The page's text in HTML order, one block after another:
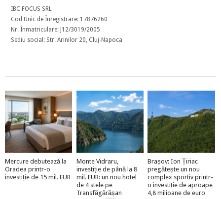
IBC FOCUS SRL
Cod Unic de Înregistrare: 17876260
Nr. Înmatriculare: J12/3019/2005
Sediu social: Str. Arinilor 20, Cluj-Napoca
Mercure debutează la
Oradea printr-o
investiție de 15 mil. EUR
Monte Vidraru,
investiție de până la 8
mil. EUR: un nou hotel
de 4 stele pe
Transfăgărășan
Brașov: Ion Țiriac
pregătește un nou
complex sportiv printr-
o investiție de aproape
4,8 milioane de euro